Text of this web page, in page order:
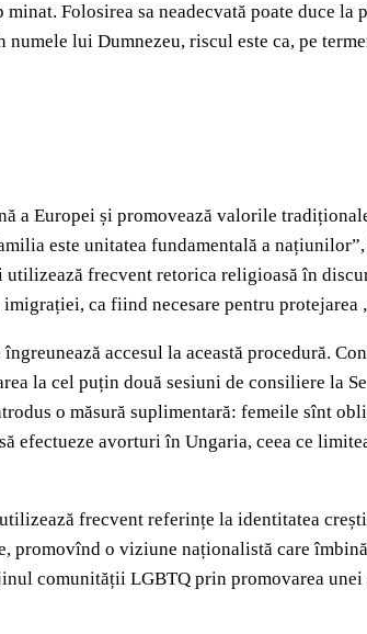
Folosirea sa neadecvată poate duce
lui Dumnezeu, riscul este ca, pe
a Europei și promovează valorile
este unitatea fundamentală a
frecvent retorica religioasă în
ca fiind necesare pentru
accesul la această procedură.
la cel puțin două sesiuni de consiliere la
o măsură suplimentară: femeile sînt
efectueze avorturi în Ungaria, ceea ce
frecvent referințe la identitatea
o viziune naționalistă care
comunității LGBTQ prin promovarea